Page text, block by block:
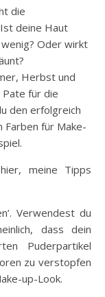
die
deine Haut
Oder wirkt
Herbst und
für die
den erfolgreich
Farben für Make-
meine Tipps
Verwendest du
dass dein
Puderpartikel
zu verstopfen
up-Look.